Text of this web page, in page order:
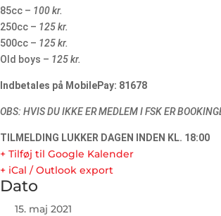
85cc – 100 kr.
250cc – 125 kr.
500cc – 125 kr.
Old boys – 125 kr.
Indbetales på MobilePay: 81678
OBS: HVIS DU IKKE ER MEDLEM I FSK ER
TILMELDING LUKKER DAGEN INDEN KL. 18:00
+ Tilføj til Google Kalender
+ iCal / Outlook export
Dato
15. maj 2021